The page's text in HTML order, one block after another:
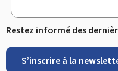
Restez informé des
S’inscrire à la